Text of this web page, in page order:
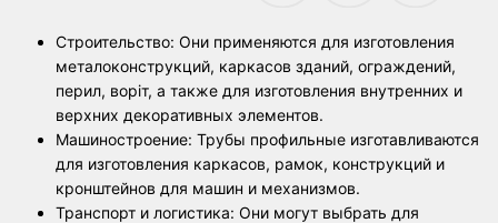
Строительство: Они применяются для изготовления
металоконструкций, каркасов зданий, ограждений,
перил, воріт, а также для изготовления внутренних и
верхних декоративных элементов.
Машиностроение: Трубы профильные изготавливаются
для изготовления каркасов, рамок, конструкций и
кронштейнов для машин и механизмов.
Транспорт и логистика: Они могут выбрать для